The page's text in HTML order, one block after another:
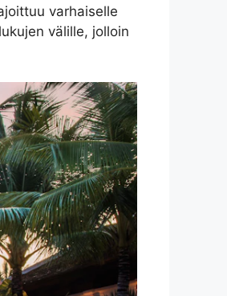
varhaiselle
välille, jolloin